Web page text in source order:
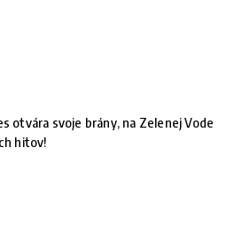
otvára svoje brány, na Zelenej Vode
hitov!